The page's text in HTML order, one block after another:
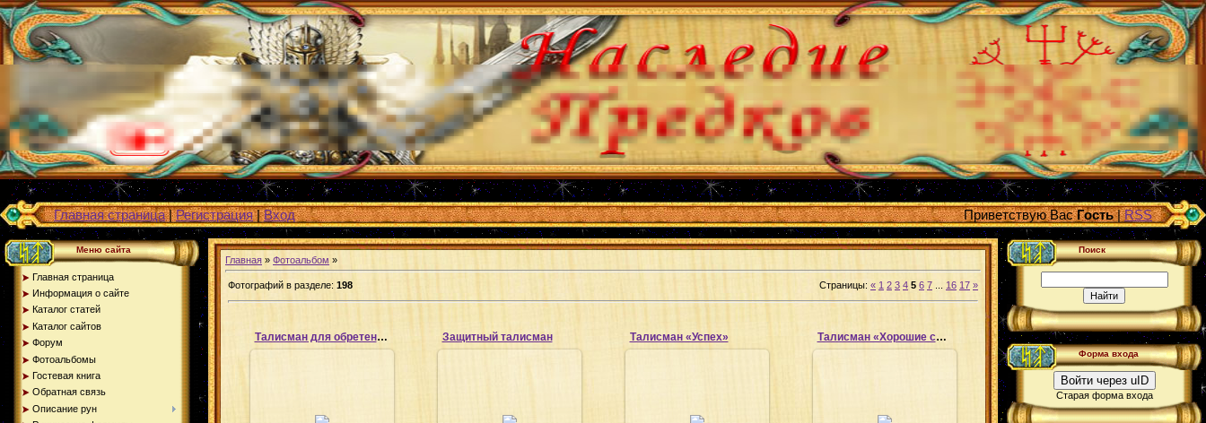
Главная страница |Регистрация|Вход Приветствую Вас Гость|RSS
Меню сайта
Главная страница
Информация о сайте
Каталог статей
Каталог сайтов
Форум
Фотоальбомы
Гостевая книга
Обратная связь
Описание рун
Главная » Фотоальбом »
Фотографий в разделе: 198 Страницы: « 1 2 3 4 5 6 7 16 17 »
Талисман для обретения силы Защитный талисман Талисман «Успех» Талисман «Хорошие сны»
Поиск
Форма входа
Войти через uID
Старая форма входа